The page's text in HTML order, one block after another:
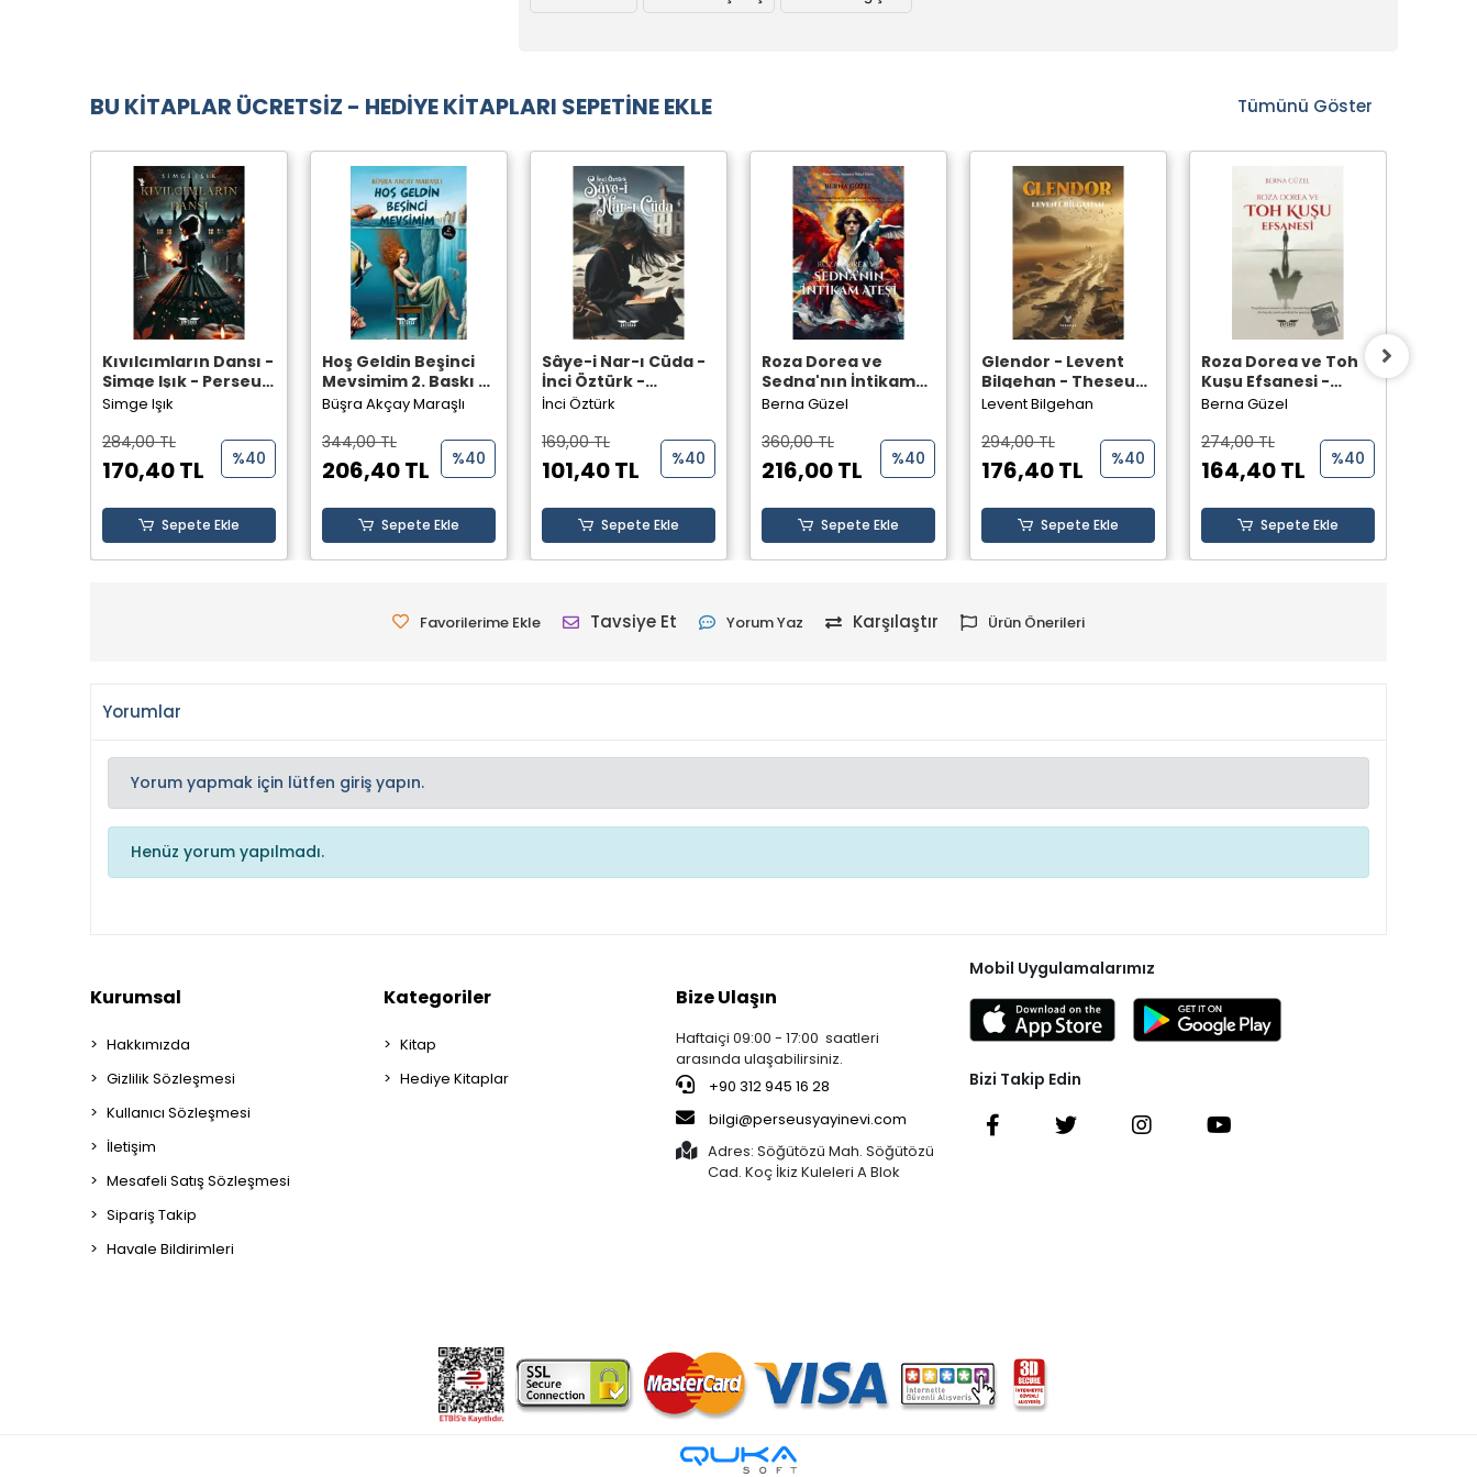
BU KİTAPLAR ÜCRETSİZ - HEDİYE KİTAPLARI SEPETİNE EKLE Tümünü Göster
Kıvılcımların Dansı -
Simge Işık - Perseus
Yayınevi -
Simge Işık
284,00 TL
170,40 TL %40
Sepete Ekle
Hoş Geldin Beşinci
Mevsimim 2. Baskı -
Büşra Akçay Maraşlı
Büşra Akçay Maraşlı
344,00 TL
206,40 TL %40
Sepete Ekle
Sâye-i Nar-ı Cüda -
İnci Öztürk -
İnci Öztürk
169,00 TL
101,40 TL %40
Sepete Ekle
Roza Dorea ve
Sedna'nın İntikam
Ateşi - Berna Güzel -
Berna Güzel
360,00 TL
216,00 TL %40
Sepete Ekle
Glendor - Levent
Bilgehan - Theseus
Yayınevi -
Levent Bilgehan
294,00 TL
176,40 TL %40
Sepete Ekle
Roza Dorea ve Toh
Kuşu Efsanesi -
Berna Güzel -
Berna Güzel
274,00 TL
164,40 TL %40
Sepete Ekle
Favorilerime Ekle Tavsiye Et Yorum Yaz Karşılaştır Ürün Önerileri
Yorumlar
Yorum yapmak için lütfen giriş yapın.
Henüz yorum yapılmadı.
Kurumsal
Hakkımızda
Gizlilik Sözleşmesi
Kullanıcı Sözleşmesi
İletişim
Mesafeli Satış Sözleşmesi
Sipariş Takip
Havale Bildirimleri
Kategoriler
Kitap
Hediye Kitaplar
Bize Ulaşın
Haftaiçi 09:00 - 17:00 saatleri
arasında ulaşabilirsiniz.
+90 312 945 16 28
bilgi@perseusyayinevi.com
Adres: Söğütözü Mah. Söğütözü
Cad. Koç İkiz Kuleleri A Blok
Mobil Uygulamalarımız
Bizi Takip Edin